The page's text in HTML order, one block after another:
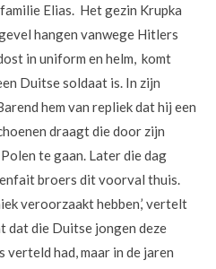
Elias. Het gezin Krupka
hangen vanwege Hitlers
in uniform en helm, komt
Duitse soldaat is. In zijn
hem van repliek dat hij een
draagt die door zijn
te gaan. Later die dag
broers dit voorval thuis.
veroorzaakt hebben,’ vertelt
dat die Duitse jongen deze
verteld had, maar in de jaren